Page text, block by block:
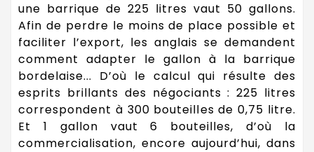
une barrique de 225 litres vaut 50 gallons.
Afin de perdre le moins de place possible et
faciliter l’export, les anglais se demandent
comment adapter le gallon à la barrique
bordelaise... D’où le calcul qui résulte des
esprits brillants des négociants : 225 litres
correspondent à 300 bouteilles de 0,75 litre.
Et 1 gallon vaut 6 bouteilles, d’où la
commercialisation, encore aujourd’hui, dans